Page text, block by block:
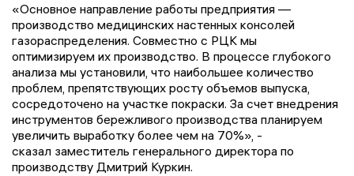
«Основное направление работы предприятия —
производство медицинских настенных консолей
газораспределения. Совместно с РЦК мы
оптимизируем их производство. В процессе глубокого
анализа мы установили, что наибольшее количество
проблем, препятствующих росту объемов выпуска,
сосредоточено на участке покраски. За счет внедрения
инструментов бережливого производства планируем
увеличить выработку более чем на 70%», -
сказал заместитель генерального директора по
производству Дмитрий Куркин.